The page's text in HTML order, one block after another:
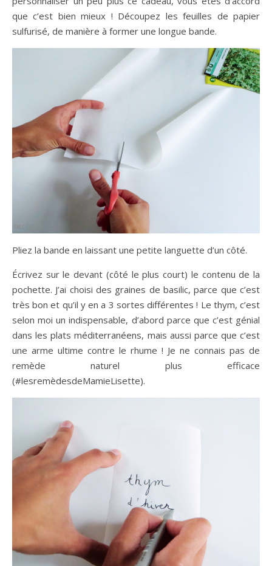
que c’est bien mieux ! Découpez les feuilles de papier
sulfurisé, de manière à former une longue bande.
Pliez la bande en laissant une petite languette d’un côté.
Écrivez sur le devant (côté le plus court) le contenu de la
pochette. J’ai choisi des graines de basilic, parce que c’est
très bon et qu’il y en a 3 sortes différentes ! Le thym, c’est
selon moi un indispensable, d’abord parce que c’est génial
dans les plats méditerranéens, mais aussi parce que c’est
une arme ultime contre le rhume ! Je ne connais pas de
remède naturel plus efficace
(#lesremèdesdeMamieLisette).